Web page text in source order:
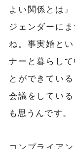
よい関係とは
ジェンダーに
ね。事実婚と
ナーと暮らし
とができてい
会議をしてい
も思うんです。
コンプライア